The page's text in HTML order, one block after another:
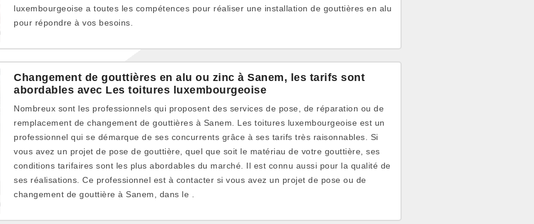
luxembourgeoise a toutes les compétences pour réaliser une installation de gouttières en alu
pour répondre à vos besoins.
Changement de gouttières en alu ou zinc à Sanem, les tarifs sont
abordables avec Les toitures luxembourgeoise
Nombreux sont les professionnels qui proposent des services de pose, de réparation ou de
remplacement de changement de gouttières à Sanem. Les toitures luxembourgeoise est un
professionnel qui se démarque de ses concurrents grâce à ses tarifs très raisonnables. Si
vous avez un projet de pose de gouttière, quel que soit le matériau de votre gouttière, ses
conditions tarifaires sont les plus abordables du marché. Il est connu aussi pour la qualité de
ses réalisations. Ce professionnel est à contacter si vous avez un projet de pose ou de
changement de gouttière à Sanem, dans le .